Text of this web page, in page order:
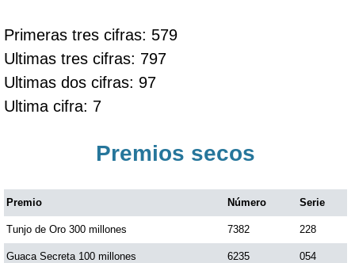
Primeras tres cifras: 579
Ultimas tres cifras: 797
Ultimas dos cifras: 97
Ultima cifra: 7
Premios secos
Premio Número Serie
Tunjo de Oro 300 millones 7382 228
Guaca Secreta 100 millones 6235 054